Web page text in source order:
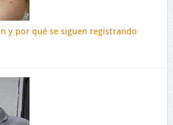
y por qué se siguen registrando